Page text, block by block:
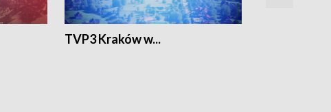
TVP3 Kraków w...